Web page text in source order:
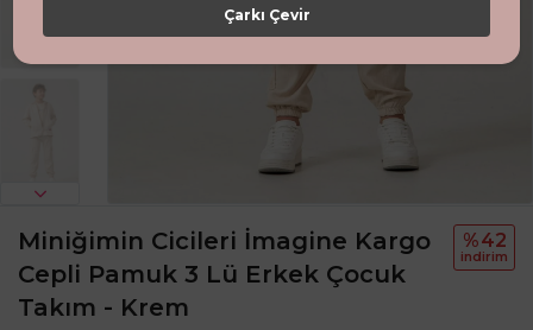
Miniğimin Cicileri İmagine Kargo
Cepli Pamuk 3 Lü Erkek Çocuk
Takım - Krem
%42
i̇ndi̇ri̇m
Çarkı Çevir